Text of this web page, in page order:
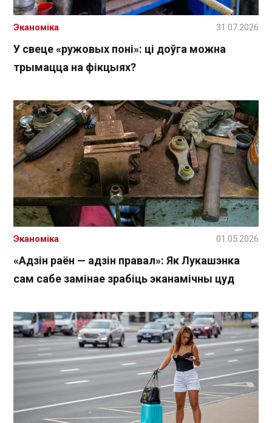
У свеце «ружовых поні»: ці доўга можна
трымацца на фікцыях?
Эканоміка 31.07.2026
«Адзін раён — адзін правал»: Як Лукашэнка
сам сабе замінае зрабіць эканамічны цуд
Эканоміка 01.05.2026